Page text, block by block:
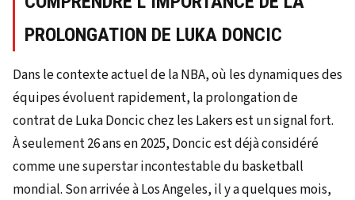
PROLONGATION DE LUKA DONCIC
Dans le contexte actuel de la NBA, où les dynamiques des
équipes évoluent rapidement, la prolongation de
contrat de Luka Doncic chez les Lakers est un signal fort.
À seulement 26 ans en 2025, Doncic est déjà considéré
comme une superstar incontestable du basketball
mondial. Son arrivée à Los Angeles, il y a quelques mois,